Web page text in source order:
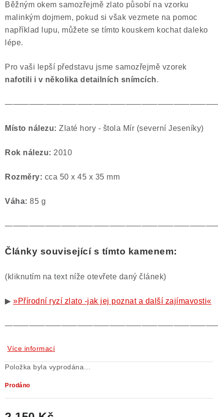
Běžným okem samozřejmě zlato působí na vzorku
malinkým dojmem, pokud si však vezmete na pomoc
například lupu, můžete se tímto kouskem kochat daleko
lépe.
Pro vaši lepší představu jsme samozřejmě vzorek
nafotili i v několika detailních snímcích.
Místo nálezu: Zlaté hory - štola Mír (severní Jeseníky)
Rok nálezu: 2010
Rozměry: cca 50 x 45 x 35 mm
Váha: 85 g
Články související s tímto kamenem:
(kliknutím na text níže otevřete daný článek)
▶ »Přírodní ryzí zlato -jak jej poznat a další zajímavosti«
Více informací
Položka byla vyprodána…
Prodáno